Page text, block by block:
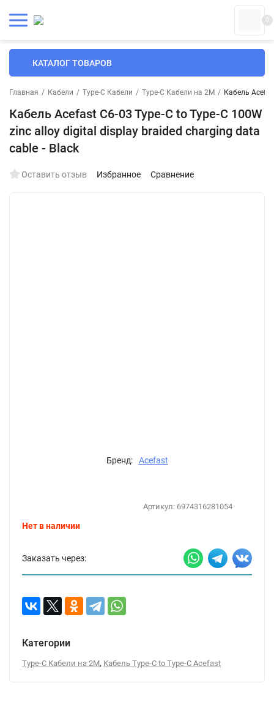
0
КАТАЛОГ ТОВАРОВ
Главная / Кабели / Type-C Кабели / Type-C Кабели на 2М / Кабель
Кабель Acefast C6-03 Type-C to Type-C 100W
zinc alloy digital display braided charging data
cable - Black
Оставить отзыв Избранное Сравнение
Бренд: Acefast
Артикул: 6974316281054
Нет в наличии
Заказать через:
Категории
Type-C Кабели на 2М, Кабель Type-C to Type-C Acefast